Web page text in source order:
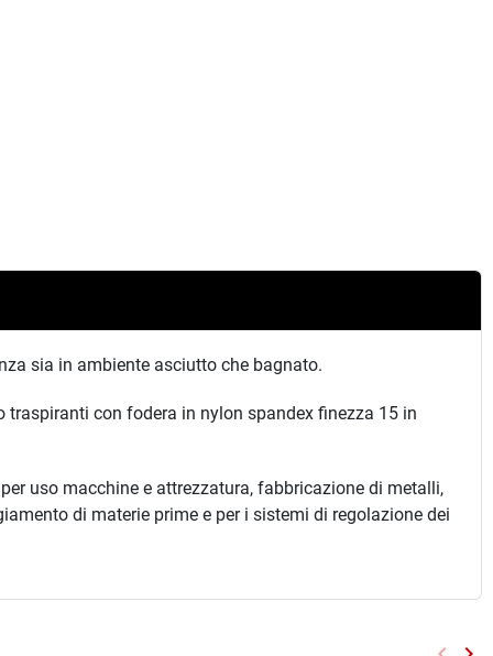
sia in ambiente asciutto che bagnato.
con fodera in nylon spandex finezza 15 in
uso macchine e attrezzatura, fabbricazione di metalli,
di materie prime e per i sistemi di regolazione dei